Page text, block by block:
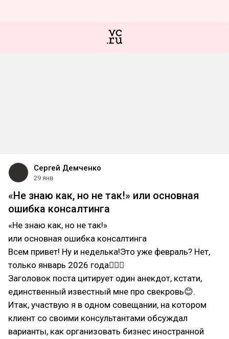
Сергей Демченко
29 янв
«Не знаю как, но не так!» или основная
ошибка консалтинга
«Не знаю как, но не так!»
или основная ошибка консалтинга
Всем привет! Ну и неделька!Это уже февраль? Нет,
только январь 2026 года🤦🏻‍♂
Заголовок поста цитирует один анекдот, кстати,
единственный известный мне про свекровь😊.
Итак, участвую я в одном совещании, на котором
клиент со своими консультантами обсуждал
варианты, как организовать бизнес иностранной